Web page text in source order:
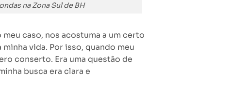
na Zona Sul de BH
caso, nos acostuma a um certo
vida. Por isso, quando meu
conserto. Era uma questão de
busca era clara e